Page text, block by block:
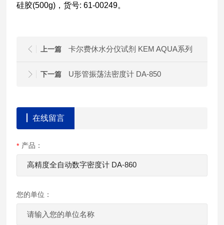
硅胶(500g)，货号: 61-00249。
上一篇 卡尔费休水分仪试剂 KEM AQUA系列
下一篇 U形管振荡法密度计 DA-850
在线留言
产品：
您的单位：